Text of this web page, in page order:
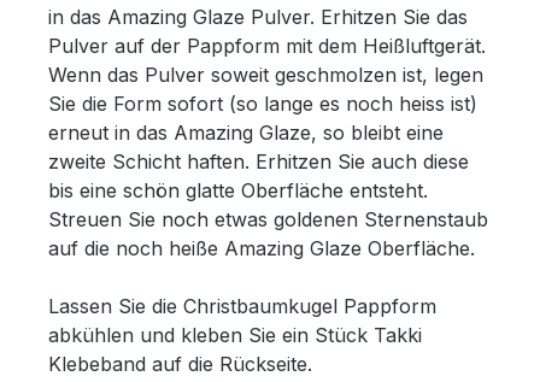
in das Amazing Glaze Pulver. Erhitzen Sie das
Pulver auf der Pappform mit dem Heißluftgerät.
Wenn das Pulver soweit geschmolzen ist, legen
Sie die Form sofort (so lange es noch heiss ist)
erneut in das Amazing Glaze, so bleibt eine
zweite Schicht haften. Erhitzen Sie auch diese
bis eine schön glatte Oberfläche entsteht.
Streuen Sie noch etwas goldenen Sternenstaub
auf die noch heiße Amazing Glaze Oberfläche.
Lassen Sie die Christbaumkugel Pappform
abkühlen und kleben Sie ein Stück Takki
Klebeband auf die Rückseite.